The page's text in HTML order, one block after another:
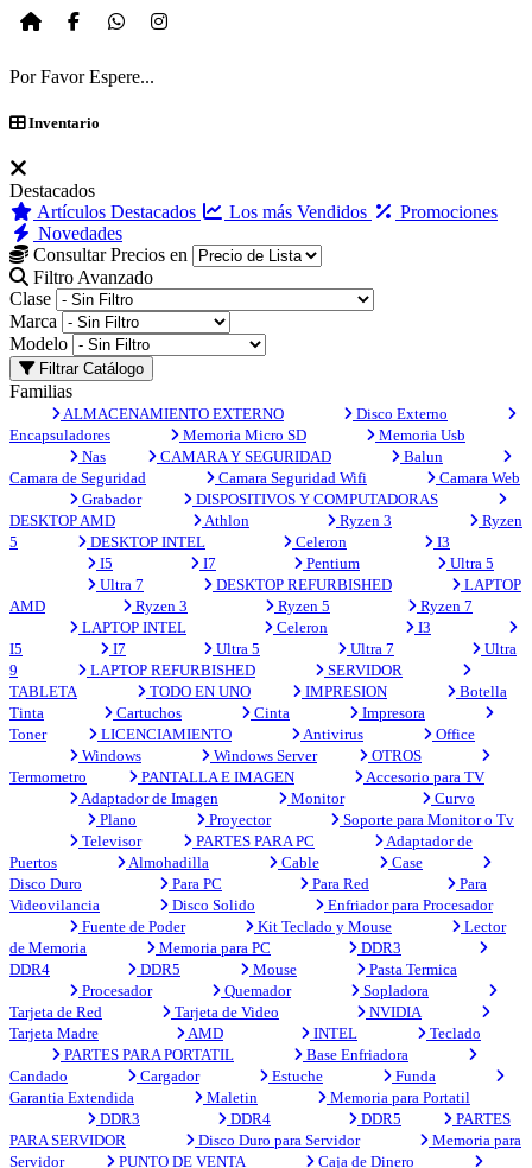
Por Favor Espere...
Inventario
Destacados
Artículos Destacados
Los más Vendidos
Promociones
Novedades
Consultar Precios en
Filtro Avanzado
Clase
Marca
Modelo
Filtrar Catálogo
Familias
ALMACENAMIENTO EXTERNO
Disco Externo
Encapsuladores
Memoria Micro SD
Memoria Usb
Nas
CAMARA Y SEGURIDAD
Balun
Camara de Seguridad
Camara Seguridad Wifi
Camara Web
Grabador
DISPOSITIVOS Y COMPUTADORAS
DESKTOP AMD
Athlon Ryzen 3
Ryzen
5
DESKTOP INTEL Celeron
I3
I5
I7 Pentium
Ultra 5
Ultra 7
DESKTOP REFURBISHED
LAPTOP
AMD
Ryzen 3 Ryzen 5
Ryzen 7
LAPTOP INTEL
Celeron
I3
I5
I7 Ultra 5 Ultra 7
Ultra
9
LAPTOP REFURBISHED
SERVIDOR
TABLETA
TODO EN UNO IMPRESION
Botella
Tinta
Cartuchos Cinta
Impresora
Toner
LICENCIAMIENTO Antivirus
Office
Windows
Windows Server
OTROS
Termometro
PANTALLA E IMAGEN
Accesorio para TV
Adaptador de Imagen
Monitor
Curvo
Plano
Proyector
Soporte para Monitor o Tv
Televisor
PARTES PARA PC
Adaptador de
Puertos
Almohadilla Cable
Case
Disco Duro
Para PC Para Red
Para
Videovilancia
Disco Solido
Enfriador para Procesador
Fuente de Poder
Kit Teclado y Mouse
Lector
de Memoria
Memoria para PC
DDR3
DDR4
DDR5 Mouse
Pasta Termica
Procesador
Quemador
Sopladora
Tarjeta de Red
Tarjeta de Video
NVIDIA
Tarjeta Madre
AMD INTEL
Teclado
PARTES PARA PORTATIL
Base Enfriadora
Candado
Cargador Estuche
Funda
Garantia Extendida
Maletin
Memoria para Portatil
DDR3
DDR4 DDR5
PARTES
PARA SERVIDOR
Disco Duro para Servidor
Memoria para
Servidor
PUNTO DE VENTA Caja de Dinero